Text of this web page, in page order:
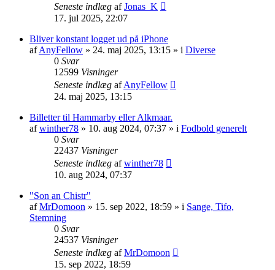
Seneste indlæg afJonas_K
17. jul 2025, 22:07
Bliver konstant logget ud på iPhone
afAnyFellow » 24. maj 2025, 13:15 » i Diverse
0 Svar
12599 Visninger
Seneste indlæg afAnyFellow
24. maj 2025, 13:15
Billetter til Hammarby eller Alkmaar.
afwinther78 » 10. aug 2024, 07:37 » i Fodbold generelt
0 Svar
22437 Visninger
Seneste indlæg afwinther78
10. aug 2024, 07:37
"Son an Chistr"
afMrDomoon » 15. sep 2022, 18:59 » i Sange, Tifo,
Stemning
0 Svar
24537 Visninger
Seneste indlæg afMrDomoon
15. sep 2022, 18:59